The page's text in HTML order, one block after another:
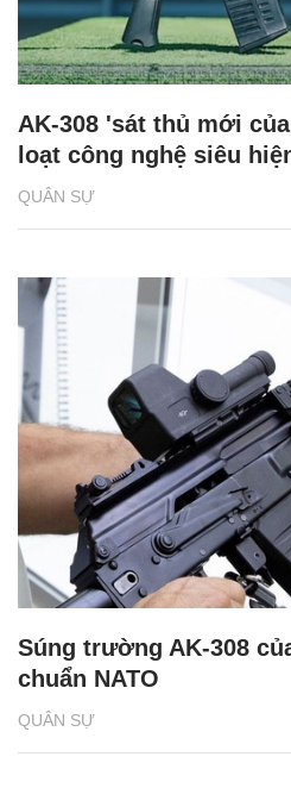
QUÂN SỰ
AK-308 'sát thủ mới
loạt công nghệ siêu
QUÂN SỰ
Súng trường AK-308
chuẩn NATO